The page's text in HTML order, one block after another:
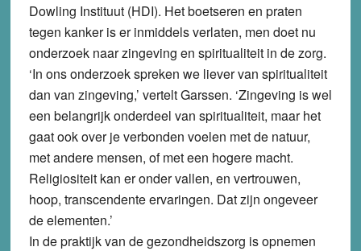
Dowling Instituut (HDI). Het boetseren en praten
tegen kanker is er inmiddels verlaten, men doet nu
onderzoek naar zingeving en spiritualiteit in de zorg.
‘In ons onderzoek spreken we liever van spiritualiteit
dan van zingeving,’ vertelt Garssen. ‘Zingeving is wel
een belangrijk onderdeel van spiritualiteit, maar het
gaat ook over je verbonden voelen met de natuur,
met andere mensen, of met een hogere macht.
Religiositeit kan er onder vallen, en vertrouwen,
hoop, transcendente ervaringen. Dat zijn ongeveer
de elementen.’
In de praktijk van de gezondheidszorg is opnemen